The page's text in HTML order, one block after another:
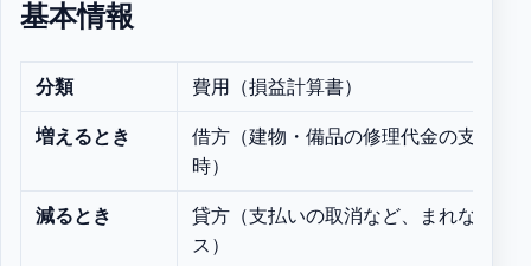
基本情報
分類 費用（損益計算書）
増えるとき
借方（建物・備品の修理代金の支払
時）
減るとき
貸方（支払いの取消など、まれなケー
ス）